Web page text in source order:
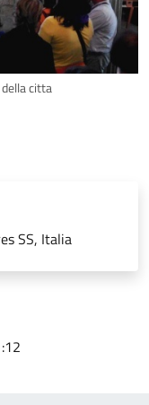
citta
SS, Italia